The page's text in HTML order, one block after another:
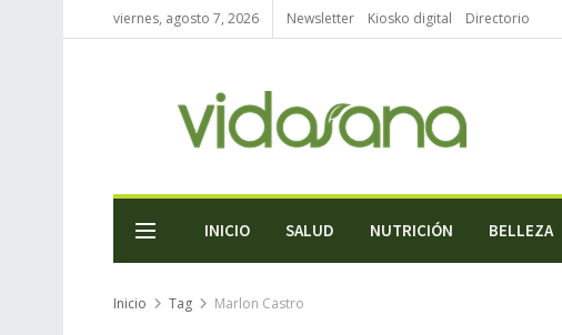
viernes, agosto 7, 2026 Newsletter Kiosko digital Directorio
INICIO SALUD NUTRICIÓN BELLEZA
Inicio Tag Marlon Castro